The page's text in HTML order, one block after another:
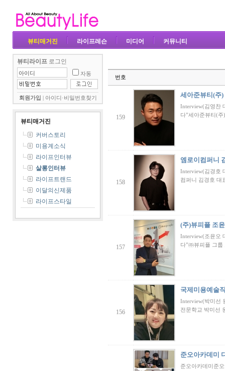
뷰티매거진 라이프레슨 미디어 커뮤니티
뷰티라이프 로그인
자동
회원가입 아이디·비밀번호찾기
뷰티매거진
커버스토리
미용계소식
라이프인터뷰
살롱인터뷰
라이프트랜드
이달의신제품
라이프스타일
번호
159
세아준뷰티(주
Interview(김영찬
다”세아준뷰티(
158
엠로이컴퍼니
Interview(김경호
컴퍼니 김경호 대
157
(주)뷰피플 조
Interview(조윤오
다”㈜뷰피플 그
156
국제미용예술
Interview(박미선
전문학교 박미선
준오아카데미
준오아카데미준